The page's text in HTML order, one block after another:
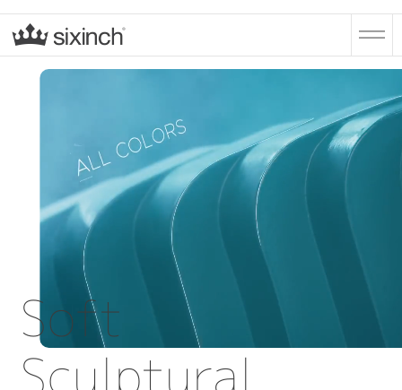
Soft
Sculptural